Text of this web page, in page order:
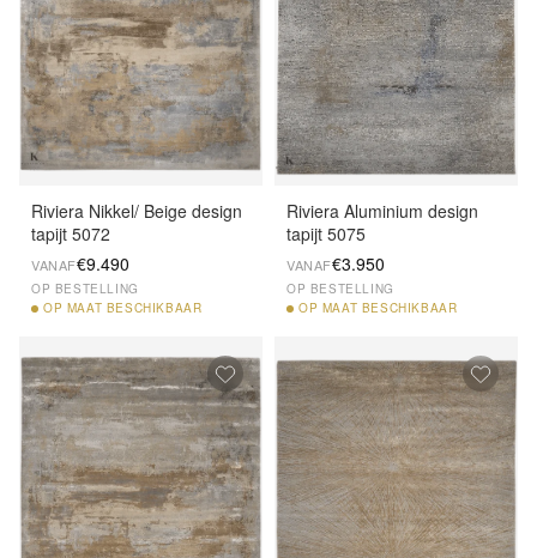
Riviera Nikkel/ Beige design
tapijt 5072
VANAF€9.490
OP BESTELLING
OP MAAT BESCHIKBAAR
Riviera Aluminium design
tapijt 5075
VANAF€3.950
OP BESTELLING
OP MAAT BESCHIKBAAR